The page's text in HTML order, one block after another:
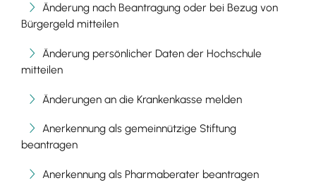
Änderung nach Beantragung oder bei Bezug von
Bürgergeld mitteilen
Änderung persönlicher Daten der Hochschule
mitteilen
Änderungen an die Krankenkasse melden
Anerkennung als gemeinnützige Stiftung
beantragen
Anerkennung als Pharmaberater beantragen